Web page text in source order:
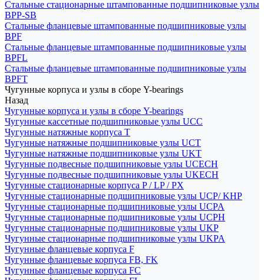
Стальные стационарные штампованные подшипниковые узлы
BPP-SB
Стальные фланцевые штампованные подшипниковые узлы
BPF
Стальные фланцевые штампованные подшипниковые узлы
BPFL
Стальные фланцевые штампованные подшипниковые узлы
BPFT
Чугунные корпуса и узлы в сборе Y-bearings
Назад
Чугунные корпуса и узлы в сборе Y-bearings
Чугунные кассетные подшипниковые узлы UCC
Чугунные натяжные корпуса T
Чугунные натяжные подшипниковые узлы UCT
Чугунные натяжные подшипниковые узлы UKT
Чугунные подвесные подшипниковые узлы UCECH
Чугунные подвесные подшипниковые узлы UKECH
Чугунные стационарные корпуса P / LP / PX
Чугунные стационарные подшипниковые узлы UCP/ KHP
Чугунные стационарные подшипниковые узлы UCPA
Чугунные стационарные подшипниковые узлы UCPH
Чугунные стационарные подшипниковые узлы UKP
Чугунные стационарные подшипниковые узлы UKPA
Чугунные фланцевые корпуса F
Чугунные фланцевые корпуса FB, FK
Чугунные фланцевые корпуса FC